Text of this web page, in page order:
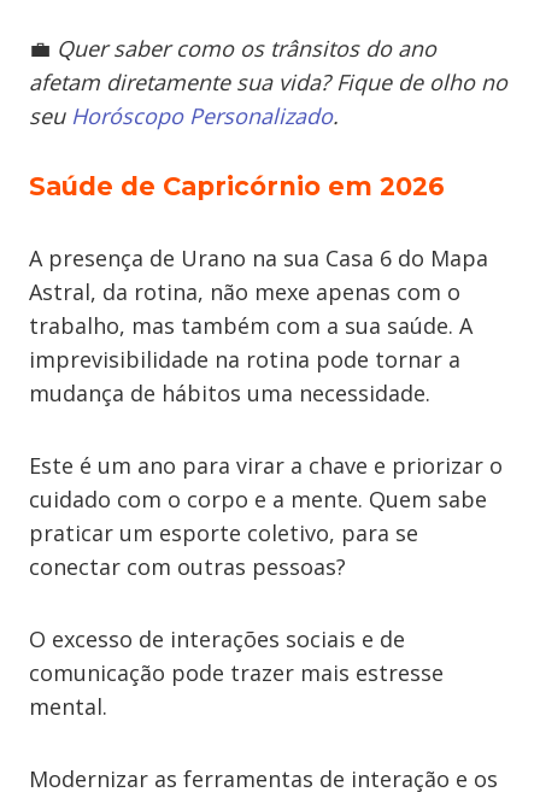
💼 Quer saber como os trânsitos do ano
afetam diretamente sua vida? Fique de olho no
seu Horóscopo Personalizado.
Saúde de Capricórnio em 2026
A presença de Urano na sua Casa 6 do Mapa
Astral, da rotina, não mexe apenas com o
trabalho, mas também com a sua saúde. A
imprevisibilidade na rotina pode tornar a
mudança de hábitos uma necessidade.
Este é um ano para virar a chave e priorizar o
cuidado com o corpo e a mente. Quem sabe
praticar um esporte coletivo, para se
conectar com outras pessoas?
O excesso de interações sociais e de
comunicação pode trazer mais estresse
mental.
Modernizar as ferramentas de interação e os